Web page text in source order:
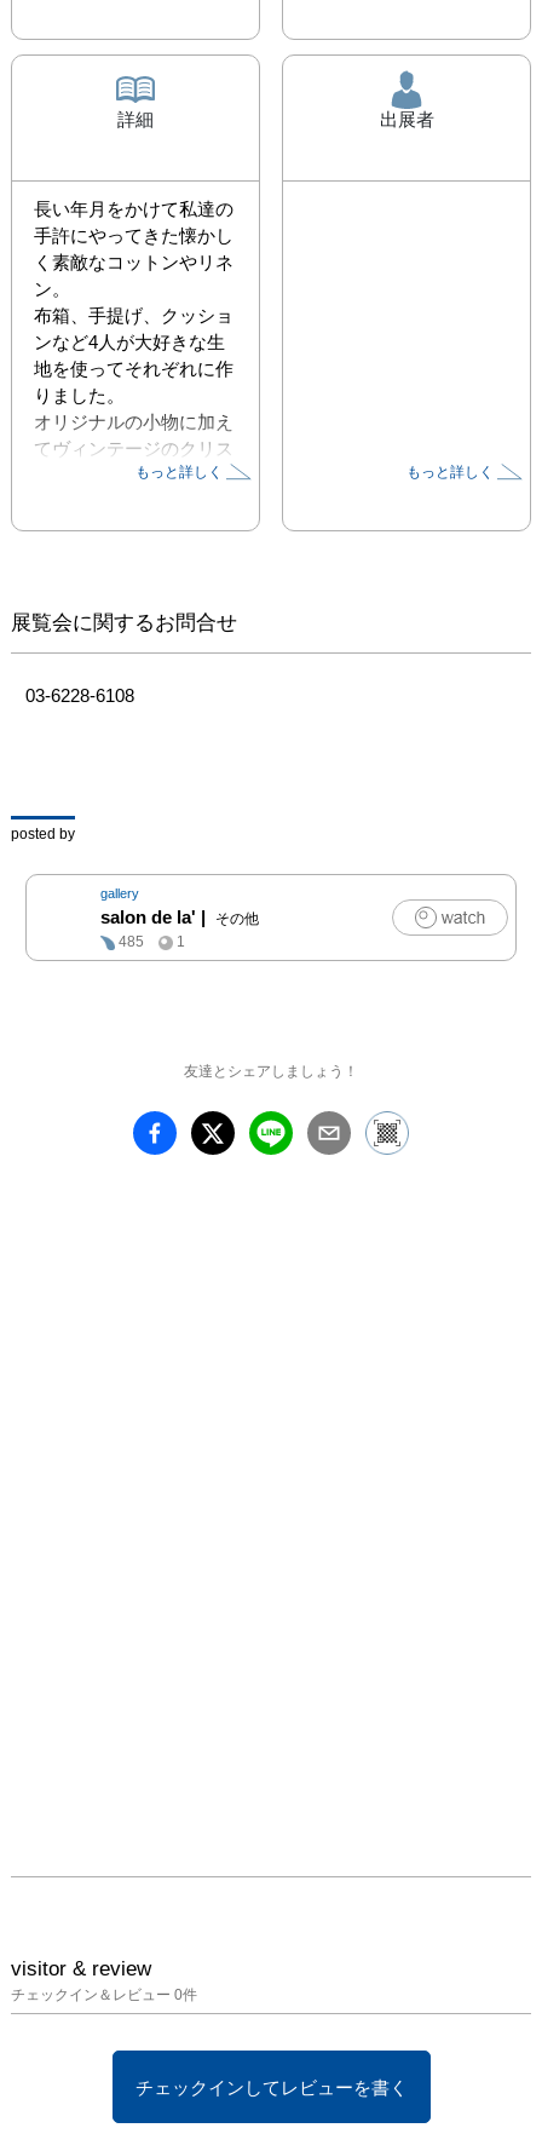
詳細
長い年月をかけて私達の
手許にやってきた懐かし
く素敵なコットンやリネ
ン。
布箱、手提げ、クッショ
ンなど4人が大好きな生
地を使ってそれぞれに作
りました。
オリジナルの小物に加え
てヴィンテージのクリス
マスカードなど季節の雑
ります。
もっと詳しく
出展者
もっと詳しく
展覧会に関するお問合せ
03-6228-6108
posted by
gallery
salon de la' |
その他
485
1
友達とシェアしましょう！
visitor & review
チェックイン＆レビュー 0件
チェックインしてレビューを書く